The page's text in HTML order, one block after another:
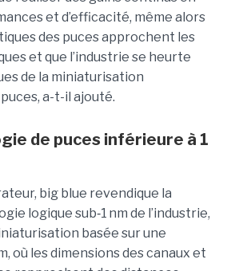
et d’efficacité, même alors
des puces approchent les
et que l’industrie se heurte
de la miniaturisation
a-t-il ajouté.
de puces inférieure à 1
big blue revendique la
logique sub‑1 nm de l’industrie,
basée sur une
où les dimensions des canaux et